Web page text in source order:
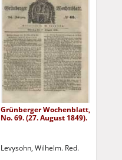
Grünberger Wochenblatt,
No. 69. (27. August 1849).
Levysohn, Wilhelm. Red.